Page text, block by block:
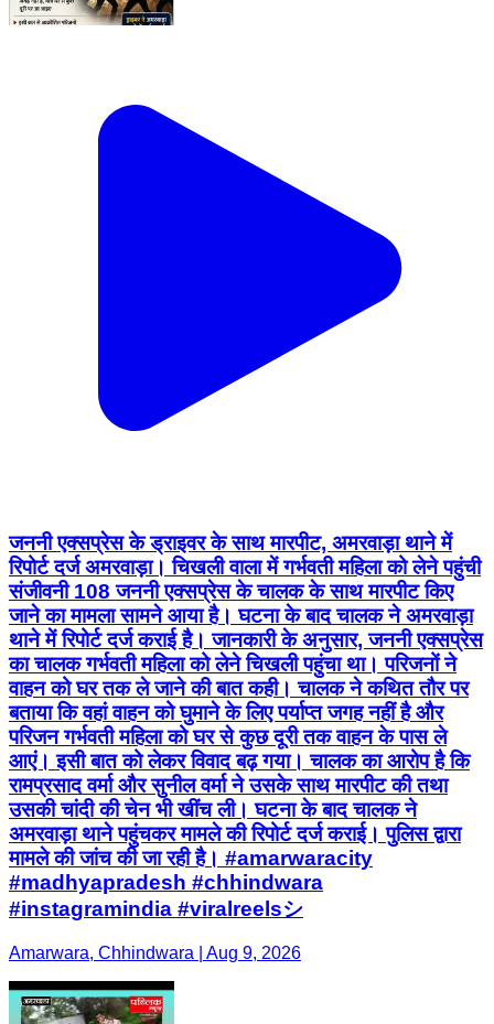
जननी एक्सप्रेस के ड्राइवर के साथ मारपीट, अमरवाड़ा थाने में
रिपोर्ट दर्ज अमरवाड़ा। चिखली वाला में गर्भवती महिला को लेने पहुंची
संजीवनी 108 जननी एक्सप्रेस के चालक के साथ मारपीट किए
जाने का मामला सामने आया है। घटना के बाद चालक ने अमरवाड़ा
थाने में रिपोर्ट दर्ज कराई है। जानकारी के अनुसार, जननी एक्सप्रेस
का चालक गर्भवती महिला को लेने चिखली पहुंचा था। परिजनों ने
वाहन को घर तक ले जाने की बात कही। चालक ने कथित तौर पर
बताया कि वहां वाहन को घुमाने के लिए पर्याप्त जगह नहीं है और
परिजन गर्भवती महिला को घर से कुछ दूरी तक वाहन के पास ले
आएं। इसी बात को लेकर विवाद बढ़ गया। चालक का आरोप है कि
रामप्रसाद वर्मा और सुनील वर्मा ने उसके साथ मारपीट की तथा
उसकी चांदी की चेन भी खींच ली। घटना के बाद चालक ने
अमरवाड़ा थाने पहुंचकर मामले की रिपोर्ट दर्ज कराई। पुलिस द्वारा
मामले की जांच की जा रही है। #amarwaracity
#madhyapradesh #chhindwara
#instagramindia #viralreelsシ
Amarwara, Chhindwara | Aug 9, 2026